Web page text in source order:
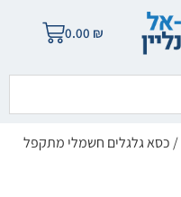
0.00 ₪
/ כסא גלגלים חשמלי מתקפל